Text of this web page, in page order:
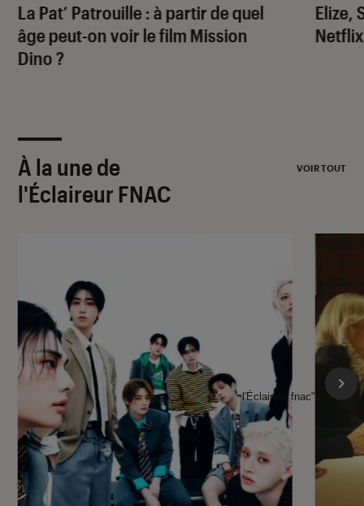
La Pat’ Patrouille: à partir de quel
âge peut-on voir le film Mission
Dino?
Elize,
À la une de
l'Éclaireur FNAC
VOIR TOUT
l'Éclaireur fnac">